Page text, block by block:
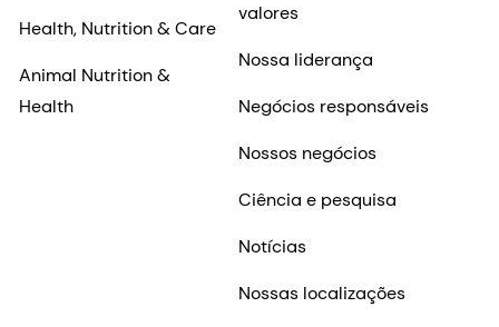
Health, Nutrition & Care
Animal Nutrition &
Health
valores
Nossa liderança
Negócios responsáveis
Nossos negócios
Ciência e pesquisa
Notícias
Nossas localizações